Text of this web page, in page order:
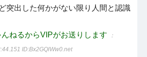
突出した何かがない限り人間と認識
んねるからVIPがお送りします ：
ID:Bx2GQlWw0.net